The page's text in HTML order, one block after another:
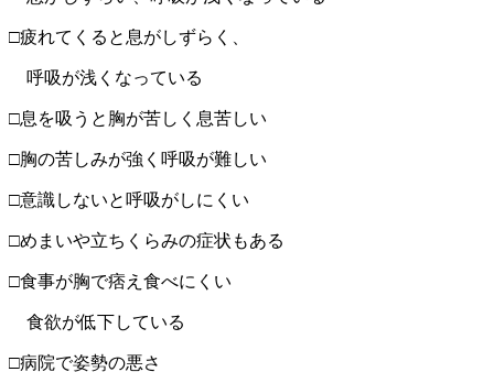
□疲れてくると息がしずらく、
呼吸が浅くなっている
□息を吸うと胸が苦しく息苦しい
□胸の苦しみが強く呼吸が難しい
□意識しないと呼吸がしにくい
□めまいや立ちくらみの症状もある
□食事が胸で痞え食べにくい
食欲が低下している
□病院で姿勢の悪さ